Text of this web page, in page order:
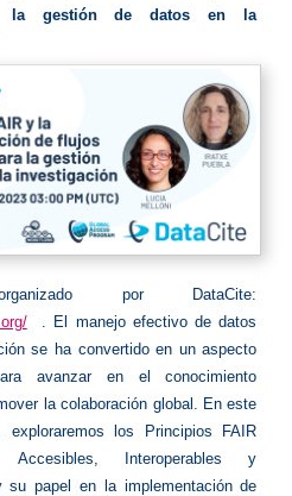
la gestión de datos en la
por DataCite:
. El manejo efectivo de datos
se ha convertido en un aspecto
avanzar en el conocimiento
la colaboración global. En este
exploraremos los Principios FAIR
Accesibles, Interoperables y
su papel en la implementación de